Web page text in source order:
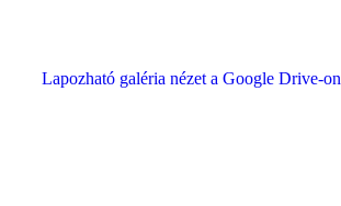
Lapozható galéria nézet a Google Drive-on